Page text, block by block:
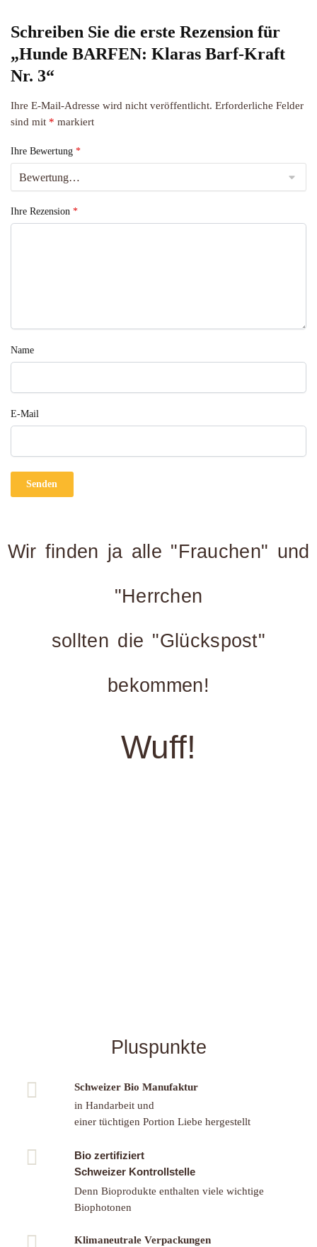
Schreiben Sie die erste Rezension für
„Hunde BARFEN: Klaras Barf-Kraft
Nr. 3“
Ihre E-Mail-Adresse wird nicht veröffentlicht. Erforderliche Felder
sind mit * markiert
Ihre Bewertung *
Ihre Rezension *
Name
E-Mail
Wir finden ja alle "Frauchen" und
"Herrchen
sollten die "Glückspost"
bekommen!
Wuff!
Pluspunkte
Schweizer Bio Manufaktur
in Handarbeit und
einer tüchtigen Portion Liebe hergestellt
Bio zertifiziert
Schweizer Kontrollstelle
Denn Bioprodukte enthalten viele wichtige
Biophotonen
Klimaneutrale Verpackungen